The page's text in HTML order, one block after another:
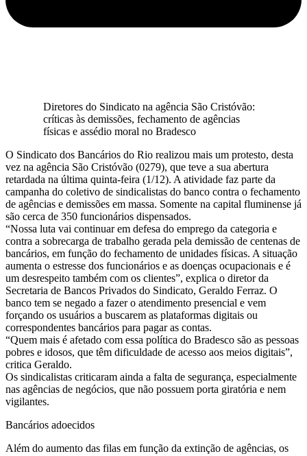
Diretores do Sindicato na agência São Cristóvão:
críticas às demissões, fechamento de agências
físicas e assédio moral no Bradesco
O Sindicato dos Bancários do Rio realizou mais um protesto, desta
vez na agência São Cristóvão (0279), que teve a sua abertura
retardada na última quinta-feira (1/12). A atividade faz parte da
campanha do coletivo de sindicalistas do banco contra o fechamento
de agências e demissões em massa. Somente na capital fluminense já
são cerca de 350 funcionários dispensados.
“Nossa luta vai continuar em defesa do emprego da categoria e
contra a sobrecarga de trabalho gerada pela demissão de centenas de
bancários, em função do fechamento de unidades físicas. A situação
aumenta o estresse dos funcionários e as doenças ocupacionais e é
um desrespeito também com os clientes”, explica o diretor da
Secretaria de Bancos Privados do Sindicato, Geraldo Ferraz. O
banco tem se negado a fazer o atendimento presencial e vem
forçando os usuários a buscarem as plataformas digitais ou
correspondentes bancários para pagar as contas.
“Quem mais é afetado com essa política do Bradesco são as pessoas
pobres e idosos, que têm dificuldade de acesso aos meios digitais”,
critica Geraldo.
Os sindicalistas criticaram ainda a falta de segurança, especialmente
nas agências de negócios, que não possuem porta giratória e nem
vigilantes.
Bancários adoecidos
Além do aumento das filas em função da extinção de agências, os